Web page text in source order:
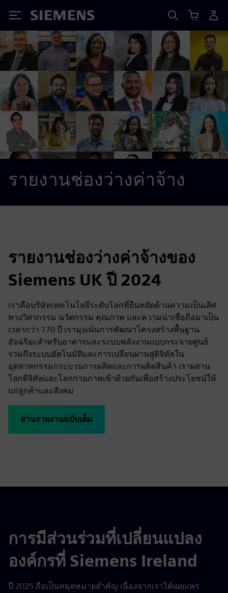
Siemens
รายงานช่องว่างค่าจ้าง
รายงานช่องว่างค่าจ้างของ
Siemens UK ปี 2024
เราคือบริษัทเทคโนโลยีระดับโลกที่ยืนหยัดด้านความเป็นเลิศ
ทางวิศวกรรม นวัตกรรม คุณภาพ และความน่าเชื่อถือมาเป็น
เวลากว่า 170 ปี เรามุ่งเน้นการพัฒนาโครงสร้างพื้นฐาน
อัจฉริยะสำหรับอาคารและระบบพลังงานแบบกระจายศูนย์
รวมถึงระบบอัตโนมัติและการเปลี่ยนผ่านสู่ดิจิทัลใน
อุตสาหกรรมกระบวนการผลิตและการผลิตสินค้า เราผสาน
โลกดิจิทัลและโลกกายภาพเข้าด้วยกันเพื่อสร้างประโยชน์ให้
แก่ลูกค้าและสังคม
อ่านรายงานฉบับเต็ม
การมีส่วนร่วมที่เปลี่ยนแปลง
องค์กรที่ Siemens Ireland
ปี 2025 ถือเป็นหมุดหมายสำคัญ เนื่องจากเราได้เผยแพร่